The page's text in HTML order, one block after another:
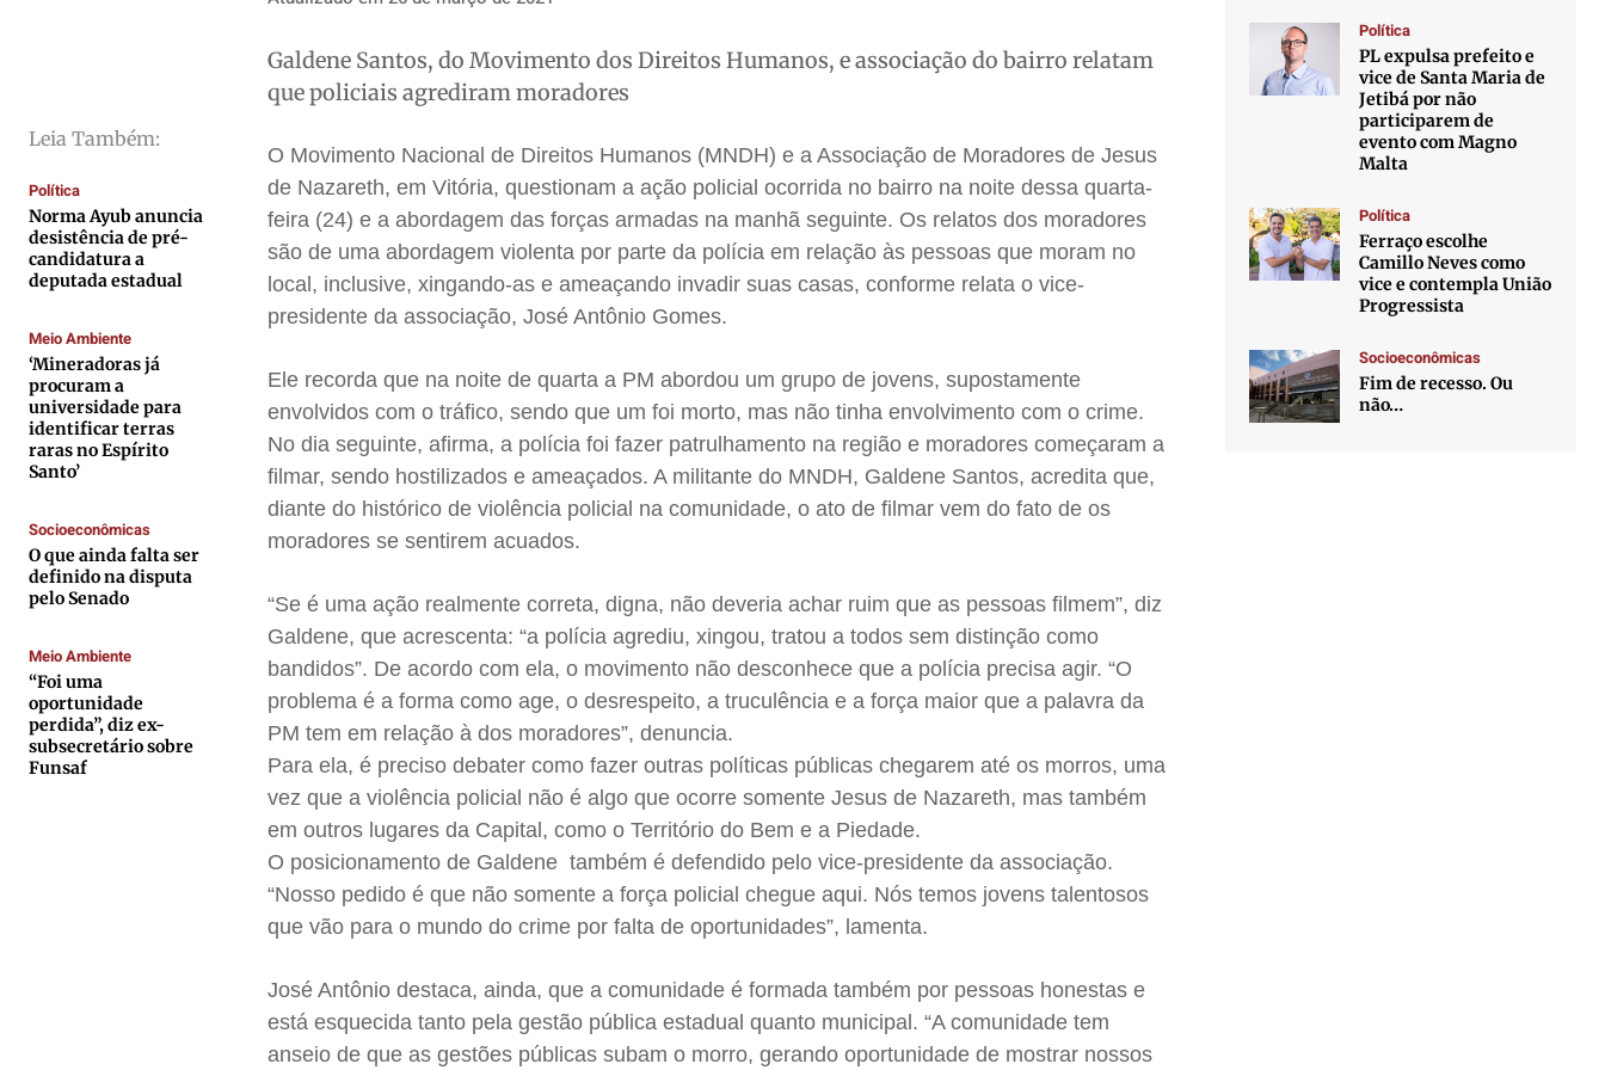
Colunas
Jr Mignone (in memorian)
Wanda Sily
Publicidade Legal
Anuncie
Quem Somos
Contato
Anuncie
Termos de Uso
Privacidade
Colunas
Jr Mignone (in memorian)
Wanda Sily
Publicidade Legal
Anuncie
Quem Somos
Contato
Anuncie
Termos de Uso
Privacidade
Colunas
Jr Mignone (in memorian)
Wanda Sily
Publicidade Legal
Anuncie
Quem Somos
Contato
Anuncie
Termos de Uso
Privacidade
Colunas
Jr Mignone (in memorian)
Wanda Sily
Publicidade Legal
Anuncie
Quem Somos
Contato
Anuncie
Termos de Uso
Privacidade
Leia Também:
Política
Norma Ayub anuncia
desistência de pré-
candidatura a
deputada estadual
Meio Ambiente
‘Mineradoras já
procuram a
universidade para
identificar terras
raras no Espírito
Santo’
Socioeconômicas
O que ainda falta ser
definido na disputa
pelo Senado
Meio Ambiente
“Foi uma
oportunidade
perdida”, diz ex-
subsecretário sobre
Funsaf
Galdene Santos, do Movimento dos Direitos Humanos, e associação do bairro relatam
que policiais agrediram moradores
O Movimento Nacional de Direitos Humanos (MNDH) e a Associação de Moradores de Jesus
de Nazareth, em Vitória, questionam a ação policial ocorrida no bairro na noite dessa quarta-
feira (24)e a abordagem das forças armadas na manhã seguinte. Os relatos dos moradores
são de uma abordagem violenta por parte da polícia em relação às pessoas que moram no
local, inclusive, xingando-as e ameaçando invadir suas casas, conforme relata o vice-
presidente da associação, José Antônio Gomes.
Ele recorda que na noite de quarta a PM abordou um grupo de jovens, supostamente
envolvidos com o tráfico, sendo que um foi morto, mas não tinha envolvimento com o crime.
No dia seguinte, afirma, a polícia foi fazer patrulhamento na região e moradores começaram a
filmar, sendo hostilizados e ameaçados. A militante do MNDH, Galdene Santos, acredita que,
diante do histórico de violência policial na comunidade, o ato de filmar vem do fato de os
moradores se sentirem acuados.
“Se é uma ação realmente correta, digna, não deveria achar ruim que as pessoas filmem”, diz
Galdene, que acrescenta: “a polícia agrediu, xingou, tratou a todos sem distinção como
bandidos”. De acordo com ela, o movimento não desconhece que a polícia precisa agir. “O
problema é a forma como age, o desrespeito, a truculência e a força maior que a palavra da
PM tem em relação à dos moradores”, denuncia.
Para ela, é preciso debater como fazer outras políticas públicas chegarem até os morros, uma
vez que a violência policial não é algo que ocorre somente Jesus de Nazareth, mas também
em outros lugares da Capital, como o Território do Bem e a Piedade.
O posicionamento de Galdene também é defendido pelo vice-presidente da associação.
“Nosso pedido é que não somente a força policial chegue aqui. Nós temos jovens talentosos
que vão para o mundo do crime por falta de oportunidades”, lamenta.
José Antônio destaca, ainda, que a comunidade é formada também por pessoas honestas e
está esquecida tanto pela gestão pública estadual quanto municipal. “A comunidade tem
anseio de que as gestões públicas subam o morro, gerando oportunidade de mostrar nossos
Política
PL expulsa prefeito e
vice de Santa Maria de
Jetibá por não
participarem de
evento com Magno
Malta
Política
Ferraço escolhe
Camillo Neves como
vice e contempla União
Progressista
Socioeconômicas
Fim de recesso. Ou
não…